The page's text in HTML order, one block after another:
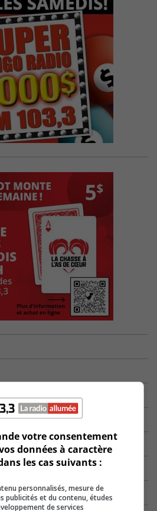
votre consentement
données à caractère
les cas suivants :
personnalisés, mesure de
publicités et du contenu, études
de services